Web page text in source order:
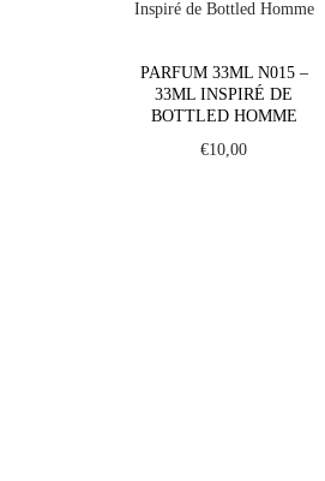
PARFUM 33ML N015 –
33ML INSPIRÉ DE
BOTTLED HOMME
€10,00